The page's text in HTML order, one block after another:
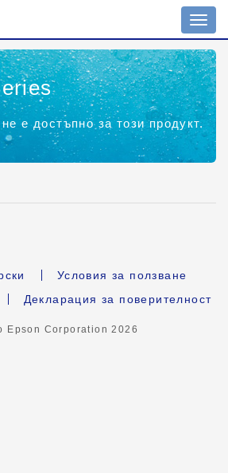
е достъпно за този продукт.
Условия за ползване
Декларация за поверителност
Epson Corporation2026